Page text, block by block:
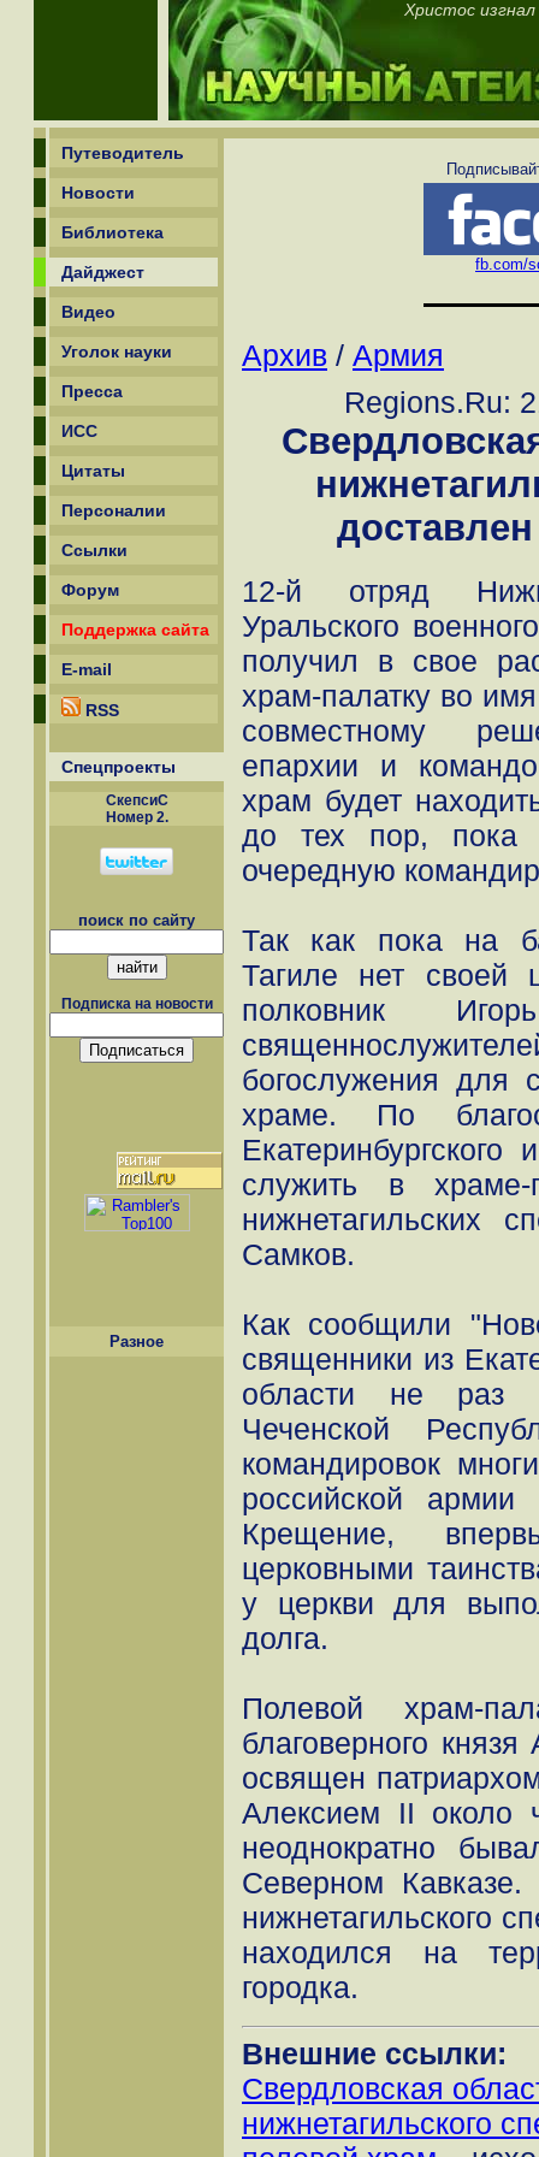
Христос
Путеводитель
Новости
Библиотека
Дайджест
Видео
Уголок науки
Пресса
ИСС
Цитаты
Персоналии
Ссылки
Форум
Поддержка сайта
E-mail
RSS
Спецпроекты
СкепсиС
Номер 2.
поиск по сайту
Подписка на новости
Разное
fb.com/
Архив / Армия
Regions.Ru:
12-й отряд
Уральского
получил в свое
храм-палатку во
совместному
епархии и
храм будет
до тех пор, пока
очередную
Так как пока на
Тагиле нет своей
полковник
богослужения для
храме. По
Екатеринбургского
служить в храме-
нижнетагильских
Самков.
Как сообщили
священники из
области не раз
Чеченской
командировок
российской
Крещение,
церковными
у церкви для
долга.
Полевой храм-
благоверного
освящен
Алексием II около
неоднократно
Северном
нижнетагильского
находился на
городка.
Внешние ссылки:
Свердловская
нижнетагильского